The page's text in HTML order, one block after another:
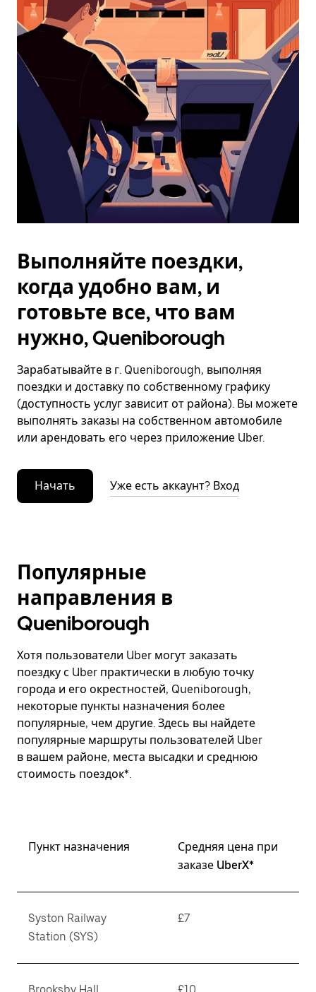
закрыть
календарь,
нажмите
Esc.
Выполняйте поездки,
когда удобно вам, и
готовьте все, что вам
нужно, Queniborough
Зарабатывайте в г. Queniborough, выполняя
поездки и доставку по собственному графику
(доступность услуг зависит от района). Вы можете
выполнять заказы на собственном автомобиле
или арендовать его через приложение Uber.
Начать Уже есть аккаунт? Вход
Популярные
направления в
Queniborough
Хотя пользователи Uber могут заказать
поездку с Uber практически в любую точку
города и его окрестностей, Queniborough,
некоторые пункты назначения более
популярные, чем другие. Здесь вы найдете
популярные маршруты пользователей Uber
в вашем районе, места высадки и среднюю
стоимость поездок*.
Пункт назначения
Средняя цена при
заказе UberX*
Syston Railway
Station (SYS)
£7